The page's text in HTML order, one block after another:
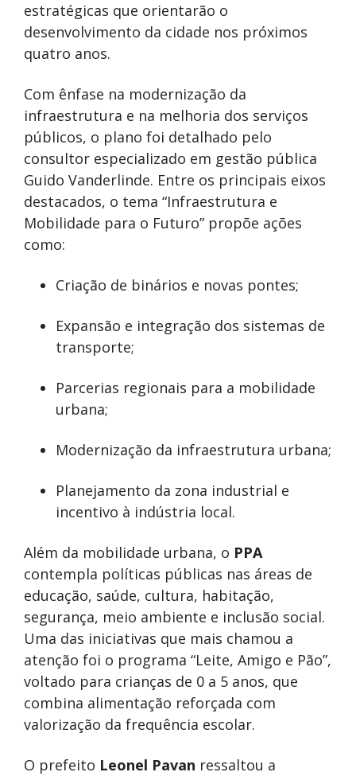
estratégicas que orientarão o
desenvolvimento da cidade nos próximos
quatro anos.
Com ênfase na modernização da
infraestrutura e na melhoria dos serviços
públicos, o plano foi detalhado pelo
consultor especializado em gestão pública
Guido Vanderlinde. Entre os principais eixos
destacados, o tema “Infraestrutura e
Mobilidade para o Futuro” propõe ações
como:
Criação de binários e novas pontes;
Expansão e integração dos sistemas de
transporte;
Parcerias regionais para a mobilidade
urbana;
Modernização da infraestrutura urbana;
Planejamento da zona industrial e
incentivo à indústria local.
Além da mobilidade urbana, o PPA
contempla políticas públicas nas áreas de
educação, saúde, cultura, habitação,
segurança, meio ambiente e inclusão social.
Uma das iniciativas que mais chamou a
atenção foi o programa “Leite, Amigo e Pão”,
voltado para crianças de 0 a 5 anos, que
combina alimentação reforçada com
valorização da frequência escolar.
O prefeito Leonel Pavan ressaltou a